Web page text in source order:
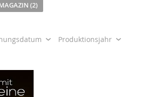
(2)
Produktionsjahr